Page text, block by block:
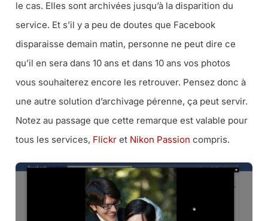
le cas. Elles sont archivées jusqu’à la disparition du
service. Et s’il y a peu de doutes que Facebook
disparaisse demain matin, personne ne peut dire ce
qu’il en sera dans 10 ans et dans 10 ans vos photos
vous souhaiterez encore les retrouver. Pensez donc à
une autre solution d’archivage pérenne, ça peut servir.
Notez au passage que cette remarque est valable pour
tous les services, Flickr et Nikon Passion compris.